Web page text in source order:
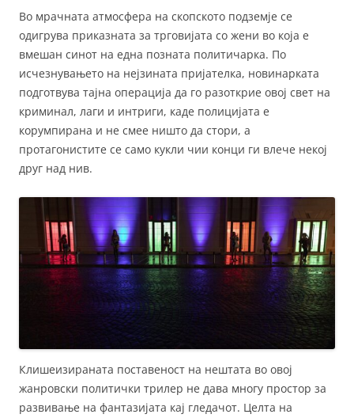
Во мрачната атмосфера на скопското подземје се
одигрува приказната за трговијата со жени во која е
вмешан синот на една позната политичарка. По
исчезнувањето на нејзината пријателка, новинарката
подготвува тајна операција да го разоткрие овој свет на
криминал, лаги и интриги, каде полицијата е
корумпирана и не смее ништо да стори, а
протагонистите се само кукли чии конци ги влече некој
друг над нив.
Клишеизираната поставеност на нештата во овој
жанровски политички трилер не дава многу простор за
развивање на фантазијата кај гледачот. Целта на